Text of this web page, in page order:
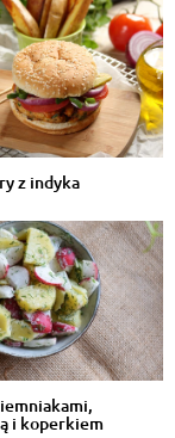
z indyka
i koperkiem